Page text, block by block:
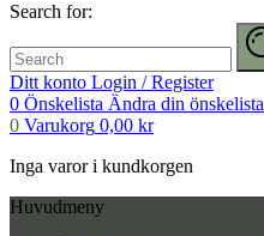
Search for:
Ditt konto Login / Register
0 Önskelista Ändra din önskelista
0 Varukorg 0,00 kr
Inga varor i kundkorgen
Huvudmeny